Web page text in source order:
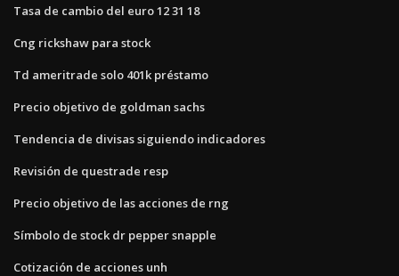
Tasa de cambio del euro 12 31 18
Cng rickshaw para stock
Td ameritrade solo 401k préstamo
Precio objetivo de goldman sachs
Tendencia de divisas siguiendo indicadores
Revisión de questrade resp
Precio objetivo de las acciones de rng
Símbolo de stock dr pepper snapple
Cotización de acciones unh